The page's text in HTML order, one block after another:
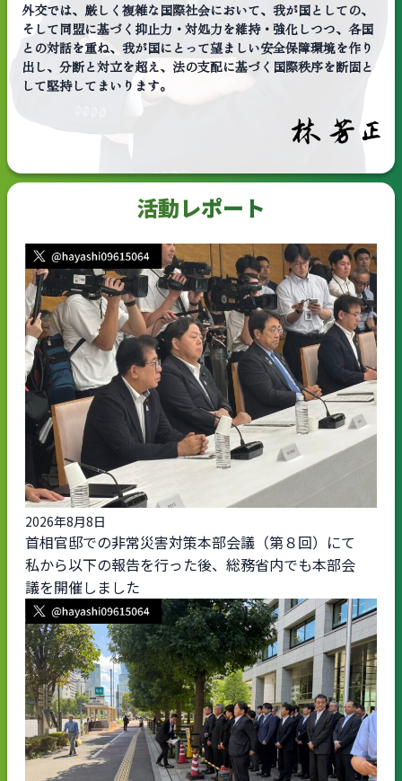
外交では、厳しく複雑な国際社会において、我が国としての、
そして同盟に基づく抑止力・対処力を維持・強化しつつ、各国
との対話を重ね、我が国にとって望ましい安全保障環境を作り
出し、分断と対立を超え、法の支配に基づく国際秩序を断固と
して堅持してまいります。
活動レポート
2026年8月8日
首相官邸での非常災害対策本部会議（第８回）にて
私から以下の報告を行った後、総務省内でも本部会
議を開催しました